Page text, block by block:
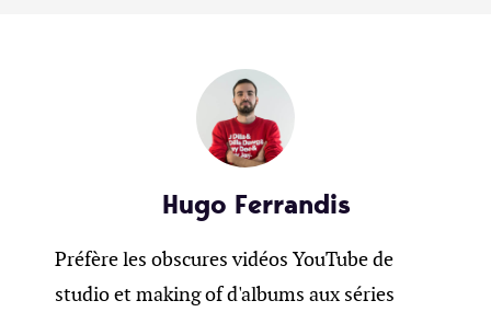
Hugo Ferrandis
Préfère les obscures vidéos YouTube de
studio et making of d'albums aux séries